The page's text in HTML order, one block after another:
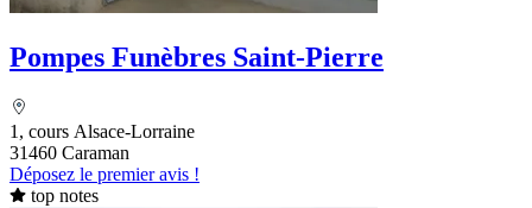
Pompes Funèbres Saint-Pierre
1, cours Alsace-Lorraine
31460 Caraman
Déposez le premier avis !
top notes